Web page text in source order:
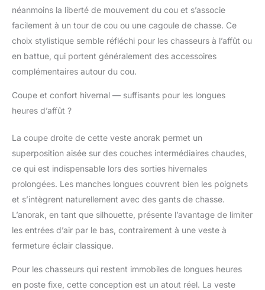
néanmoins la liberté de mouvement du cou et s’associe
facilement à un tour de cou ou une cagoule de chasse. Ce
choix stylistique semble réfléchi pour les chasseurs à l’affût ou
en battue, qui portent généralement des accessoires
complémentaires autour du cou.
Coupe et confort hivernal — suffisants pour les longues
heures d’affût ?
La coupe droite de cette veste anorak permet un
superposition aisée sur des couches intermédiaires chaudes,
ce qui est indispensable lors des sorties hivernales
prolongées. Les manches longues couvrent bien les poignets
et s’intègrent naturellement avec des gants de chasse.
L’anorak, en tant que silhouette, présente l’avantage de limiter
les entrées d’air par le bas, contrairement à une veste à
fermeture éclair classique.
Pour les chasseurs qui restent immobiles de longues heures
en poste fixe, cette conception est un atout réel. La veste